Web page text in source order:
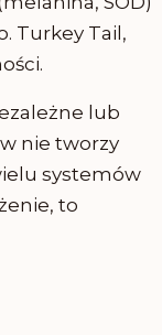
Turkey Tail,
lub
nie tworzy
systemów
to